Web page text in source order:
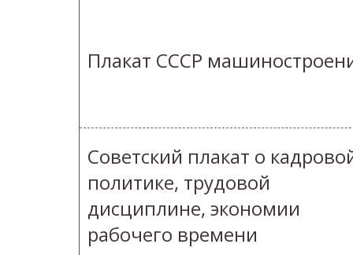
Плакат СССР
Советский плакат о
политике, трудовой
дисциплине, экономии
рабочего времени